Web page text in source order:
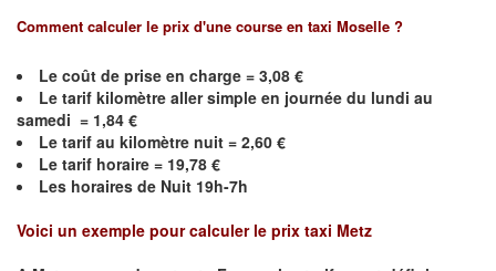
Comment calculer le prix d'une course en taxi Moselle ?
Le coût de prise en charge = 3,08 €
Le tarif kilomètre aller simple en journée du lundi au
samedi = 1,84 €
Le tarif au kilomètre nuit = 2,60 €
Le tarif horaire = 19,78 €
Les horaires de Nuit 19h-7h
Voici un exemple pour calculer le prix taxi Metz